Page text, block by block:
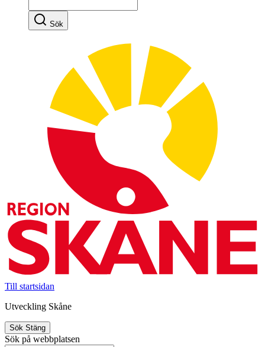
Sök
Till startsidan
Utveckling Skåne
Sök Stäng
Sök på webbplatsen